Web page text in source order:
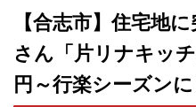
【合志市】住宅地
さん「片リナキッ
円～行楽シーズン